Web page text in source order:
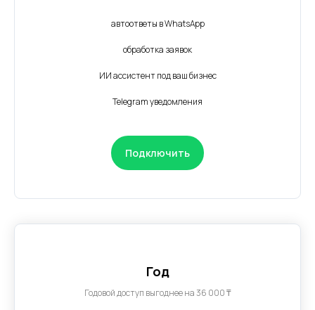
автоответы в WhatsApp
обработка заявок
ИИ ассистент под ваш бизнес
Telegram уведомления
Подключить
Год
Годовой доступ выгоднее на 36 000 ₸